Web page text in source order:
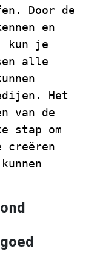
Door de
en
kun je
alle
Het
van de
stap om
creëren